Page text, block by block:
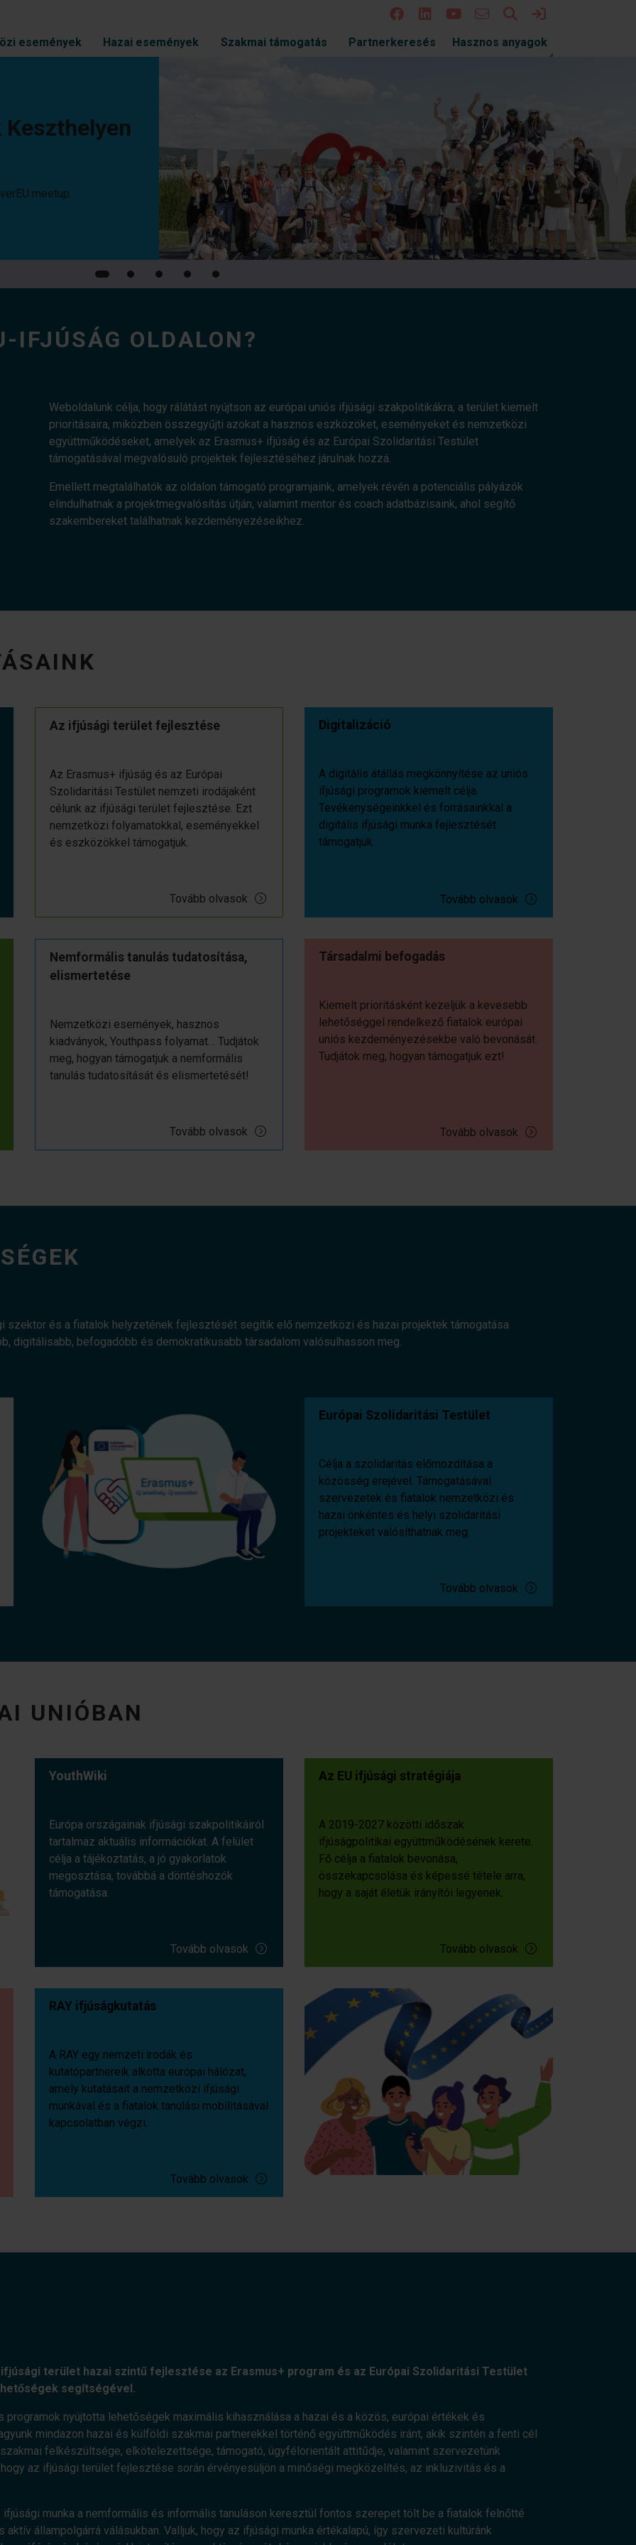
Keresés
események Hazai események Szakmai támogatás Partnerkeresés Hasznos anyagok
IFJÚSÁG OLDALON?
Weboldalunk célja, hogy rálátást nyújtson az európai uniós ifjúsági szakpolitikákra, a terület kiemelt
prioritásaira, miközben összegyűjti azokat a hasznos eszközöket, eseményeket és nemzetközi
együttműködéseket, amelyek az Erasmus+ ifjúság és az Európai Szolidaritási Testület
támogatásával megvalósuló projektek fejlesztéséhez járulnak hozzá.
Emellett megtalálhatók az oldalon támogató programjaink, amelyek révén a potenciális pályázók
elindulhatnak a projektmegvalósítás útján, valamint mentor és coach adatbázisaink, ahol segítő
szakembereket találhatnak kezdeményezéseikhez.
Az ifjúsági terület fejlesztése
Az Erasmus+ ifjúság és az Európai
Szolidaritási Testület nemzeti irodájaként
célunk az ifjúsági terület fejlesztése. Ezt
nemzetközi folyamatokkal, eseményekkel
és eszközökkel támogatjuk.
Tovább olvasok
Digitalizáció
A digitális átállás megkönnyítése az uniós
ifjúsági programok kiemelt célja.
Tevékenységeinkkel és forrásainkkal a
digitális ifjúsági munka fejlesztését
támogatjuk.
Tovább olvasok
Nemformális tanulás tudatosítása,
elismertetése
Nemzetközi események, hasznos
kiadványok, Youthpass folyamat… Tudjátok
meg, hogyan támogatjuk a nemformális
tanulás tudatosítását és elismertetését!
Tovább olvasok
Társadalmi befogadás
Kiemelt prioritásként kezeljük a kevesebb
lehetőséggel rendelkező fiatalok európai
uniós kezdeményezésekbe való bevonását.
Tudjátok meg, hogyan támogatjuk ezt!
Tovább olvasok
szektor és a fiatalok helyzetének fejlesztését segítik elő nemzetközi és hazai projektek támogatása
digitálisabb, befogadóbb és demokratikusabb társadalom valósulhasson meg.
Európai Szolidaritási Testület
Célja a szolidaritás előmozdítása a
közösség erejével. Támogatásával
szervezetek és fiatalok nemzetközi és
hazai önkéntes és helyi szolidaritási
projekteket valósíthatnak meg.
Tovább olvasok
UNIÓBAN
YouthWiki
Európa országainak ifjúsági szakpolitikáiról
tartalmaz aktuális információkat. A felület
célja a tájékoztatás, a jó gyakorlatok
megosztása, továbbá a döntéshozók
támogatása.
Tovább olvasok
Az EU ifjúsági stratégiája
A 2019-2027 közötti időszak
ifjúságpolitikai együttműködésének kerete.
Fő célja a fiatalok bevonása,
összekapcsolása és képessé tétele arra,
hogy a saját életük irányítói legyenek.
Tovább olvasok
RAY ifjúságkutatás
A RAY egy nemzeti irodák és
kutatópartnereik alkotta európai hálózat,
amely kutatásait a nemzetközi ifjúsági
munkával és a fiatalok tanulási mobilitásával
kapcsolatban végzi.
Tovább olvasok
ifjúsági terület hazai szintű fejlesztése az Erasmus+ program és az Európai Szolidaritási Testület
segítségével.
programok nyújtotta lehetőségek maximális kihasználása a hazai és a közös, európai értékek és
mindazon hazai és külföldi szakmai partnerekkel történő együttműködés iránt, akik szintén a fenti cél
szakmai felkészültsége, elkötelezettsége, támogató, ügyfélorientált attitűdje, valamint szervezetünk
az ifjúsági terület fejlesztése során érvényesüljön a minőségi megközelítés, az inkluzivitás és a
ifjúsági munka a nemformális és informális tanuláson keresztül fontos szerepet tölt be a fiatalok felnőtté
aktív állampolgárrá válásukban. Valljuk, hogy az ifjúsági munka értékalapú, így szervezeti kultúránk